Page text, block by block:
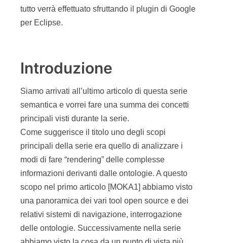
tutto verrà effettuato sfruttando il plugin di Google
per Eclipse.
Introduzione
Siamo arrivati all’ultimo articolo di questa serie
semantica e vorrei fare una summa dei concetti
principali visti durante la serie.
Come suggerisce il titolo uno degli scopi
principali della serie era quello di analizzare i
modi di fare “rendering” delle complesse
informazioni derivanti dalle ontologie. A questo
scopo nel primo articolo [MOKA1] abbiamo visto
una panoramica dei vari tool open source e dei
relativi sistemi di navigazione, interrogazione
delle ontologie. Successivamente nella serie